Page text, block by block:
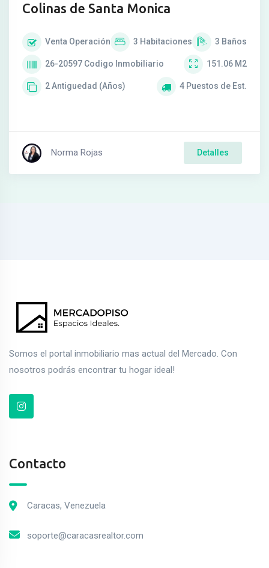
Colinas de Santa Monica
Venta Operación 3 Habitaciones 3 Baños
26-20597 Codigo Inmobiliario 151.06 M2
2Antiguedad (Años) 4 Puestos de Est.
Norma Rojas Detalles
Somos el portal inmobiliario mas actual del Mercado. Con
nosotros podrás encontrar tu hogar ideal!
Contacto
Caracas, Venezuela
soporte@caracasrealtor.com